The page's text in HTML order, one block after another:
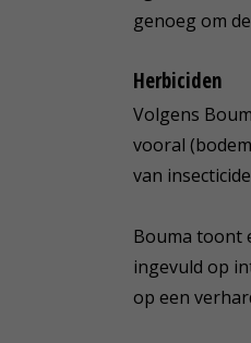
genoeg om
Herbiciden
Volgens
vooral
van
Bouma toont
ingevuld op
op een